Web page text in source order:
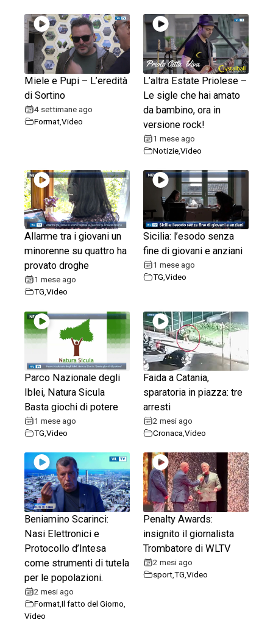
Miele e Pupi – L’eredità
di Sortino
4 settimane ago
FormatVideo
L’altra Estate Priolese –
Le sigle che hai amato
da bambino, ora in
versione rock!
1 mese ago
Notizie,Video
Allarme tra i giovani un
minorenne su quattro ha
provato droghe
1 mese ago
TG Video
Sicilia: l’esodo senza
fine di giovani e anziani
1 mese ago
TG ,Video
Parco Nazionale degli
Iblei, Natura Sicula
Basta giochi di potere
1 mese ago
TG Video
Faida a Catania,
sparatoria in piazza: tre
arresti
2 mesi ago
Cronaca ,Video
Beniamino Scarinci:
Nasi Elettronici e
Protocollo d’Intesa
come strumenti di tutela
per le popolazioni.
2 mesi ago
FormatIl fatto del Giorno
Video
Penalty Awards:
insignito il giornalista
Trombatore di WLTV
2 mesi ago
sport,TG ,Video